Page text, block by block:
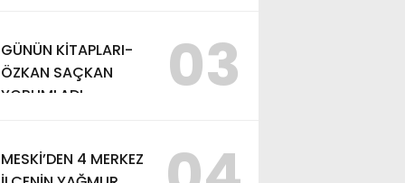
İNCELEDİ
GÜNÜN KİTAPLARI-
ÖZKAN SAÇKAN
YORUMLADI
03
MESKİ’DEN 4 MERKEZ